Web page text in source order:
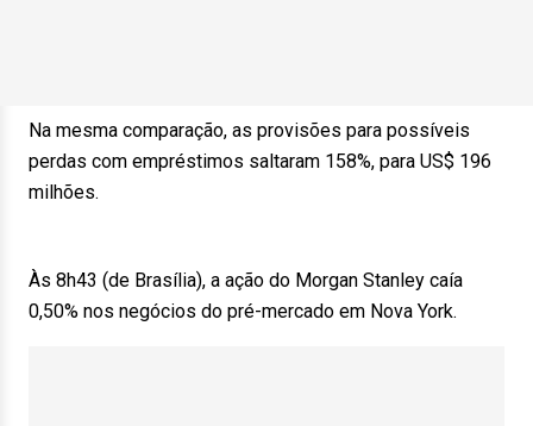
Na mesma comparação, as provisões para possíveis
perdas com empréstimos saltaram 158%, para US$ 196
milhões.
Às 8h43 (de Brasília), a ação do Morgan Stanley caía
0,50% nos negócios do pré-mercado em Nova York.